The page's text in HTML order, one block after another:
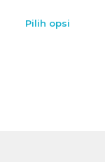
Pilih opsi